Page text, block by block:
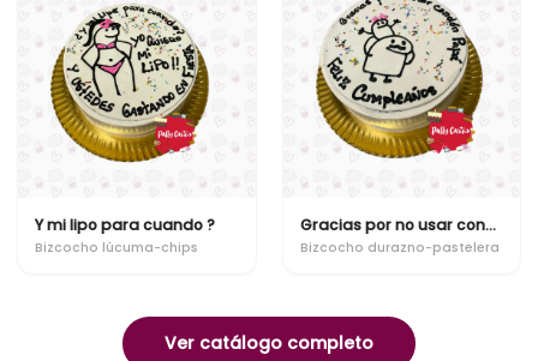
Y mi lipo para cuando ?
Bizcocho lúcuma-chips
Gracias por no usar condon
Bizcocho durazno-pastelera
Ver catálogo completo